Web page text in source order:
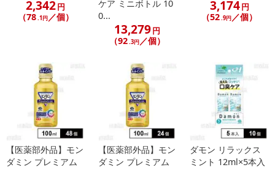
2,342円
（78.1円／個）
ケア ミニボトル 10
0...
13,279円
（92.3円 ／個）
3,174円
（52.9円 ／個）
【医薬部外品】モン
ダミン プレミアム
【医薬部外品】モン
ダミン プレミアム
ダモン リラックス
ミント 12ml×5本入